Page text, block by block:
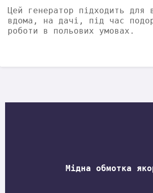
Цей генератор підходить для
вдома, на дачі, під час
роботи в польових умовах.
Мідна обмотка